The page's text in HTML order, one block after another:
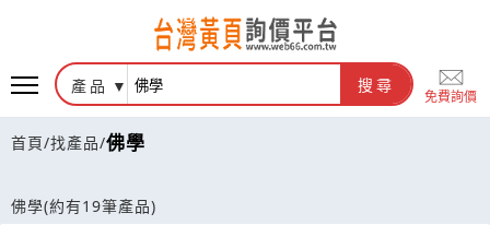
產品 搜尋
免費詢價
首頁/找產品/佛學
佛學(約有19筆產品)